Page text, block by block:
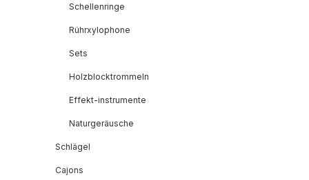
Schellenringe
Rührxylophone
Sets
Holzblocktrommeln
Effekt-instrumente
Naturgeräusche
Schlägel
Cajons